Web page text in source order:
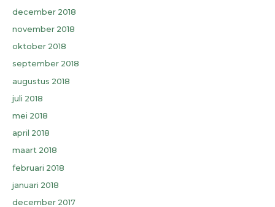
december 2018
november 2018
oktober 2018
september 2018
augustus 2018
juli 2018
mei 2018
april 2018
maart 2018
februari 2018
januari 2018
december 2017